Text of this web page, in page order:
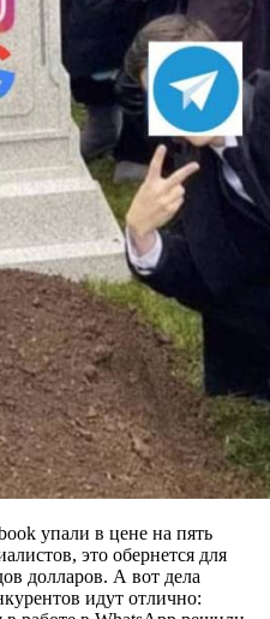
упали в цене на пять
это обернется для
долларов. А вот дела
идут отлично: